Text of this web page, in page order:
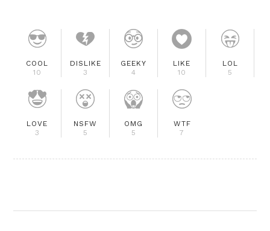
COOL
10
DISLIKE
3
GEEKY
4
LIKE
10
LOL
5
LOVE
3
NSFW
5
OMG
5
WTF
7